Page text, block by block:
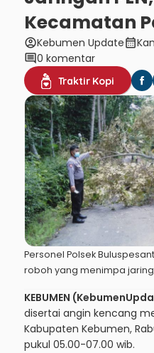
Kecamatan
account_circleKebumen Updatecalendar_month
comment0 komentar
Traktir Kopi
Personel Polsek
roboh yang menimpa
KEBUMEN
disertai angin kencang
Kabupaten Kebumen,
pukul 05.00-07.00 wib.